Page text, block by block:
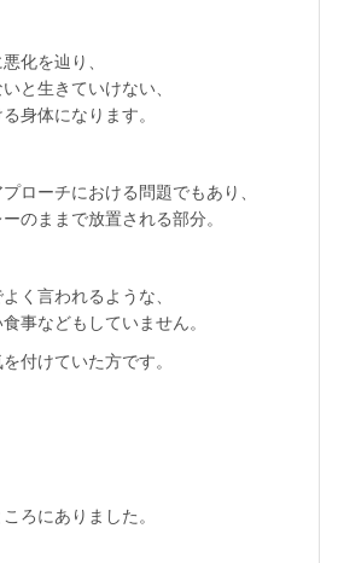
化を辿り、
と生きていけない、
身体になります。
ローチにおける問題でもあり、
のままで放置される部分。
く言われるような、
事などもしていません。
付けていた方です。
ろにありました。